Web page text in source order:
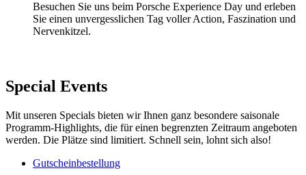
Besuchen Sie uns beim Porsche Experience Day und erleben
Sie einen unvergesslichen Tag voller Action, Faszination und
Nervenkitzel.
Special Events
Mit unseren Specials bieten wir Ihnen ganz besondere saisonale
Programm-Highlights, die für einen begrenzten Zeitraum angeboten
werden. Die Plätze sind limitiert. Schnell sein, lohnt sich also!
Gutscheinbestellung